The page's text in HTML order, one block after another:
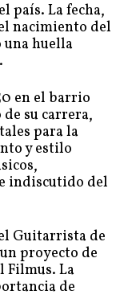
país. La fecha,
nacimiento del
huella
en el barrio
su carrera,
para la
y estilo
indiscutido del
Guitarrista de
proyecto de
Filmus. La
de